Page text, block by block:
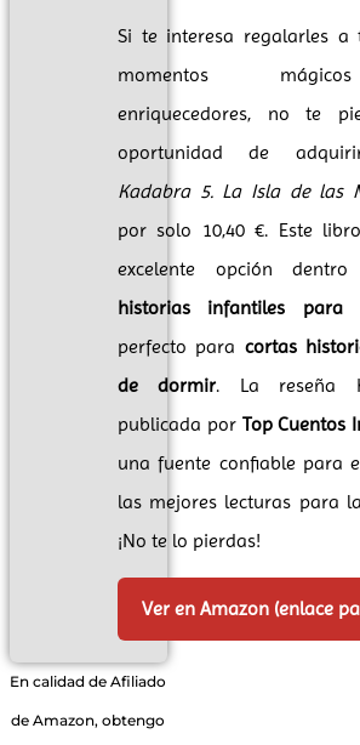
Si te interesa regalarles a
momentos
enriquecedores, no te
oportunidad de
Kadabra 5. La Isla de las
por solo 10,40 €. Este
excelente opción
historias infantiles para
perfecto para cortas
de dormir. La reseña
publicada por Top Cuentos
una fuente confiable para
las mejores lecturas para
¡No te lo pierdas!
Ver en Amazon (enlace
En calidad de Afiliado
de Amazon, obtengo